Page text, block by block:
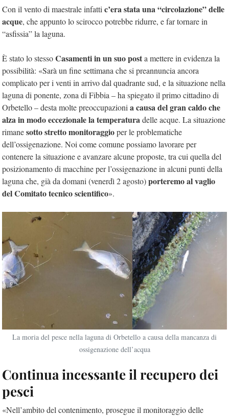
Con il vento di maestrale infatti c’era stata una “circolazione” delle
acque, che appunto lo scirocco potrebbe ridurre, e far tornare in
“asfissia” la laguna.
È stato lo stessoCasamenti in un suo posta mettere in evidenza la
possibilità: «Sarà un fine settimana che si preannuncia ancora
complicato per i venti in arrivo dal quadrante sud, e la situazione nella
laguna di ponente, zona di Fibbia – ha spiegato il primo cittadino di
Orbetello – desta molte preoccupazioni a causa del gran caldo che
alza in modo eccezionale la temperaturadelle acque. La situazione
rimanesotto stretto monitoraggioper le problematiche
dell’ossigenazione. Noi come comune possiamo lavorare per
contenere la situazione e avanzare alcune proposte, tra cui quella del
posizionamento di macchine per l’ossigenazione in alcuni punti della
laguna che, già da domani (venerdì 2 agosto)porteremo al vaglio
del Comitato tecnico scientifico».
La moria del pesce nella laguna di Orbetello a causa della mancanza di
ossigenazione dell’acqua
Continua incessante il recupero dei
pesci
«Nell’ambito del contenimento, prosegue il monitoraggio delle